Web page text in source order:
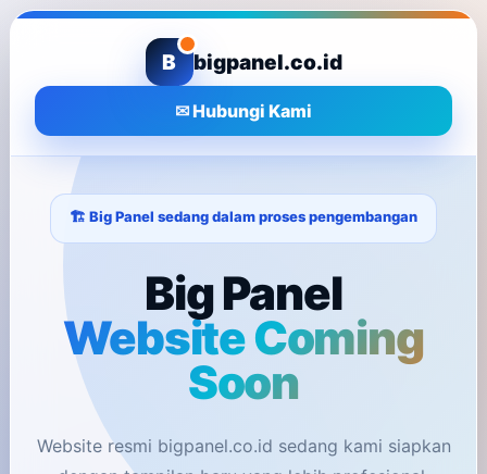
B bigpanel.co.id
✉ Hubungi Kami
🏗️ Big Panel sedang dalam proses pengembangan
Big Panel
Website Coming
Soon
Website resmi bigpanel.co.id sedang kami siapkan